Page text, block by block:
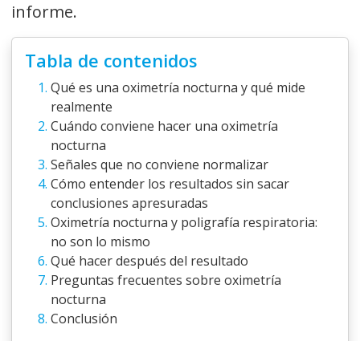
informe.
Tabla de contenidos
Qué es una oximetría nocturna y qué mide
realmente
Cuándo conviene hacer una oximetría
nocturna
Señales que no conviene normalizar
Cómo entender los resultados sin sacar
conclusiones apresuradas
Oximetría nocturna y poligrafía respiratoria:
no son lo mismo
Qué hacer después del resultado
Preguntas frecuentes sobre oximetría
nocturna
Conclusión